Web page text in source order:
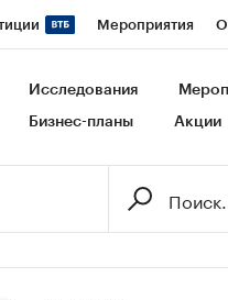
Мероприятия
рейтинги Франшизы
Исследования
Бизнес-планы Акции